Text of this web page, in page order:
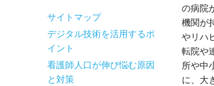
Menu
Skip to content
サイトマップ
デジタル技術を活用するポ
イント
看護師人口が伸び悩む原因
と対策
の病院
機関が
やリハ
転院や
所や中
に、大